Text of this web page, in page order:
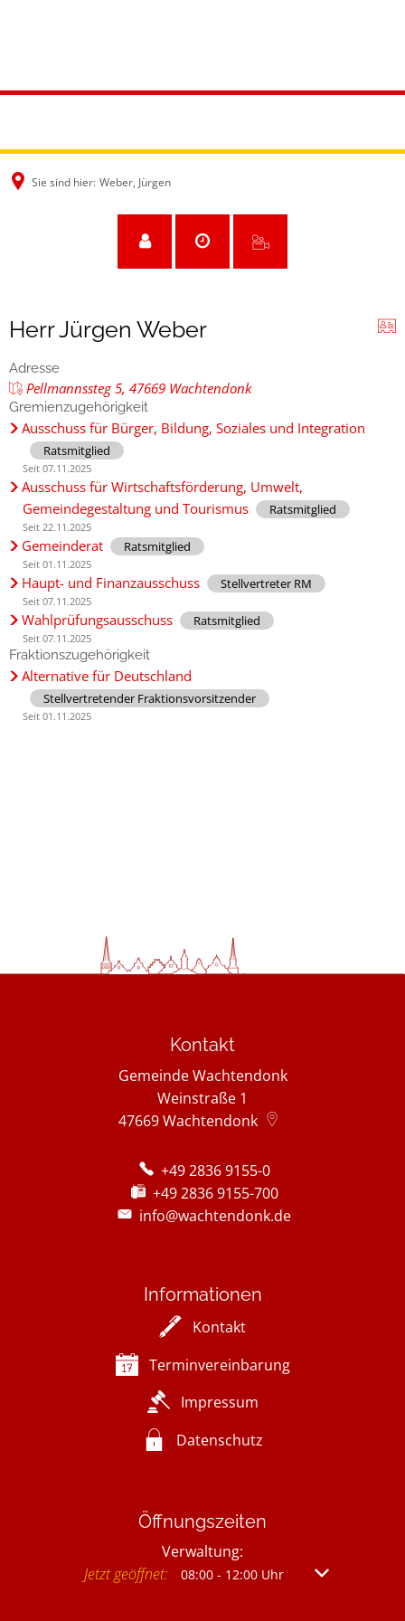
Sie sind hier: Weber, Jürgen
Herr Jürgen Weber
Adresse
Pellmannssteg 5, 47669 Wachtendonk
Gremienzugehörigkeit
Ausschuss für Bürger, Bildung, Soziales und Integration
Ratsmitglied
Seit 07.11.2025
Ausschuss für Wirtschaftsförderung, Umwelt,
Gemeindegestaltung und Tourismus
Ratsmitglied
Seit 22.11.2025
Gemeinderat Ratsmitglied
Seit 01.11.2025
Haupt- und Finanzausschuss Stellvertreter RM
Seit 07.11.2025
Wahlprüfungsausschuss Ratsmitglied
Seit 07.11.2025
Fraktionszugehörigkeit
Alternative für Deutschland
Stellvertretender Fraktionsvorsitzender
Seit 01.11.2025
Kontakt
Gemeinde Wachtendonk
Weinstraße 1
47669Wachtendonk
+49 2836 9155-0
+49 2836 9155-700
info@wachtendonk.de
Informationen
Kontakt
Terminvereinbarung
Impressum
Datenschutz
Öffnungszeiten
Verwaltung:
Klicken, um weitere Öffnungs- oder
Jetzt geöffnet: 08:00- 12:00Uhr Von 08:00